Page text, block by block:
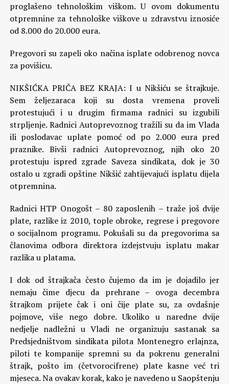
proglašeno tehnološkim viškom. U ovom dokumentu
otpremnine za tehnološke viškove u zdravstvu iznosiće
od 8.000 do 20.000 eura.
Pregovori su zapeli oko načina isplate odobrenog novca
za povišicu.
NIKŠIĆKA PRIČA BEZ KRAJA: I u Nikšiću se štrajkuje.
Sem željezaraca koji su dosta vremena proveli
protestujući i u drugim firmama radnici su izgubili
strpljenje. Radnici Autoprevoznog tražili su da im Vlada
ili poslodavac uplate pomoć od po 2.000 eura pred
praznike. Bivši radnici Autoprevoznog, njih oko 20
protestuju ispred zgrade Saveza sindikata, dok je 30
ostalo u zgradi opštine Nikšić zahtijevajući isplatu dijela
otpremnina.
Radnici HTP Onogošt – 80 zaposlenih – traže još dvije
plate, razlike iz 2010, tople obroke, regrese i pregovore
o socijalnom programu. Pokušali su da pregovorima sa
članovima odbora direktora izdejstvuju isplatu makar
razlika u platama.
I dok od štrajkača često čujemo da im je dojadilo jer
nemaju čime djecu da prehrane – ovoga decembra
štrajkom prijete čak i oni čije plate su, za ovdašnje
pojmove, više nego dobre. Ukoliko u naredne dvije
nedjelje nadležni u Vladi ne organizuju sastanak sa
Predsjedništvom sindikata pilota Montenegro erlajnza,
piloti te kompanije spremni su da pokrenu generalni
štrajk, pošto im (četvorocifrene) plate kasne već tri
mjeseca. Na ovakav korak, kako je navedeno u Saopštenju